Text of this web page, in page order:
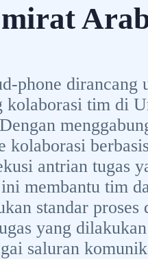
phone dirancang
kolaborasi tim di
kolaborasi
antrian tugas
membantu tim
standar proses
yang
saluran